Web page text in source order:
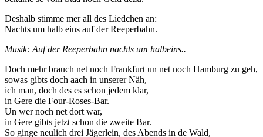
Deshalb stimme mer all des Liedchen an:
Nachts um halb eins auf der Reeperbahn.
Musik: Auf der Reeperbahn nachts um halbeins..
Doch mehr brauch net noch Frankfurt un net noch Hamburg zu geh,
sowas gibts doch aach in unserer Näh,
ich man, doch des es schon jedem klar,
in Gere die Four-Roses-Bar.
Un wer noch net dort war,
in Gere gibts jetzt schon die zweite Bar.
So ginge neulich drei Jägerlein, des Abends in de Wald,